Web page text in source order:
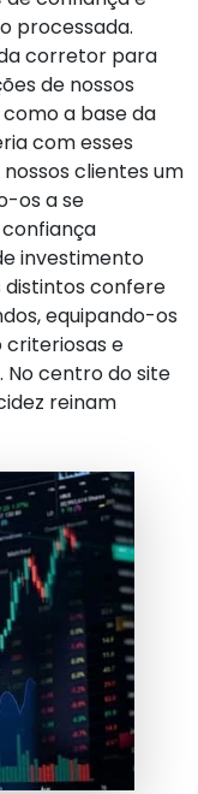
processada.
corretor para
de nossos
a base da
com esses
clientes um
os a se
investimento
confere
equipando-os
criteriosas e
No centro do site
reinam